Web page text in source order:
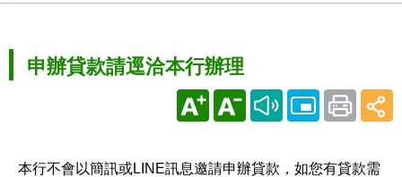
包
申辦貸款請逕洽本行辦理
本行不會以簡訊或LINE訊息邀請申辦貸款，如您有貸款需